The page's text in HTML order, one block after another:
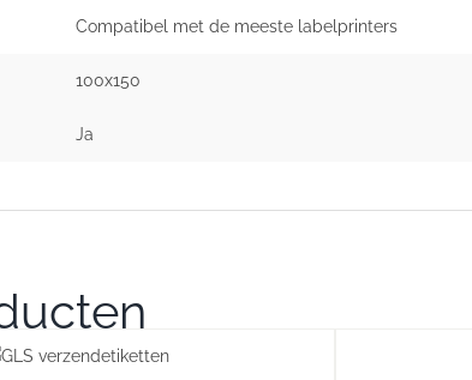
Compatibel met de meeste labelprinters
100x150
Ja